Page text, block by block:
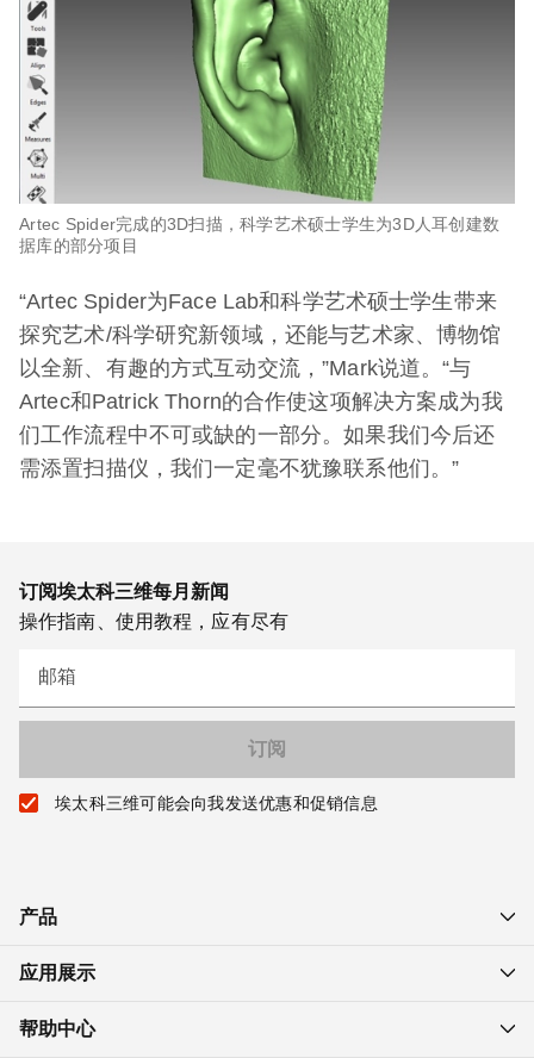
Artec Spider完成的3D扫描，科学艺术硕士学生为3D人耳创建数
据库的部分项目
“Artec Spider为Face Lab和科学艺术硕士学生带来
探究艺术/科学研究新领域，还能与艺术家、博物馆
以全新、有趣的方式互动交流，”Mark说道。“与
Artec和Patrick Thorn的合作使这项解决方案成为我
们工作流程中不可或缺的一部分。如果我们今后还
需添置扫描仪，我们一定毫不犹豫联系他们。”
订阅埃太科三维每月新闻
操作指南、使用教程，应有尽有
邮箱
埃太科三维可能会向我发送优惠和促销信息
产品
应用展示
帮助中心